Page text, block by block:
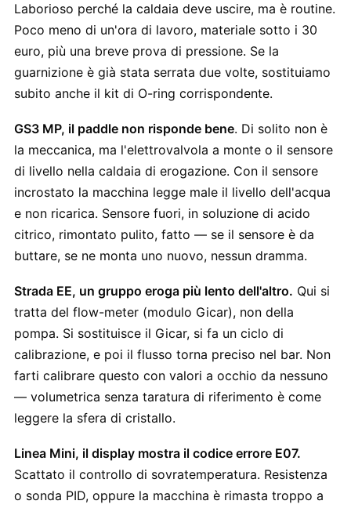
Laborioso perché la caldaia deve uscire, ma è routine.
Poco meno di un'ora di lavoro, materiale sotto i 30
euro, più una breve prova di pressione. Se la
guarnizione è già stata serrata due volte, sostituiamo
subito anche il kit di O-ring corrispondente.
GS3 MP, il paddle non risponde bene. Di solito non è
la meccanica, ma l'elettrovalvola a monte o il sensore
di livello nella caldaia di erogazione. Con il sensore
incrostato la macchina legge male il livello dell'acqua
e non ricarica. Sensore fuori, in soluzione di acido
citrico, rimontato pulito, fatto — se il sensore è da
buttare, se ne monta uno nuovo, nessun dramma.
Strada EE, un gruppo eroga più lento dell'altro. Qui si
tratta del flow-meter (modulo Gicar), non della
pompa. Si sostituisce il Gicar, si fa un ciclo di
calibrazione, e poi il flusso torna preciso nel bar. Non
farti calibrare questo con valori a occhio da nessuno
— volumetrica senza taratura di riferimento è come
leggere la sfera di cristallo.
Linea Mini, il display mostra il codice errore E07.
Scattato il controllo di sovratemperatura. Resistenza
o sonda PID, oppure la macchina è rimasta troppo a